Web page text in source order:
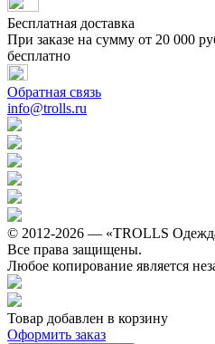
Бесплатная доставка
При заказе на сумму от 20 000
бесплатно
Обратная связь
info@trolls.ru
© 2012-2026 — «TROLLS
Все права защищены.
Любое копирование является
Товар добавлен в корзину
Оформить заказ